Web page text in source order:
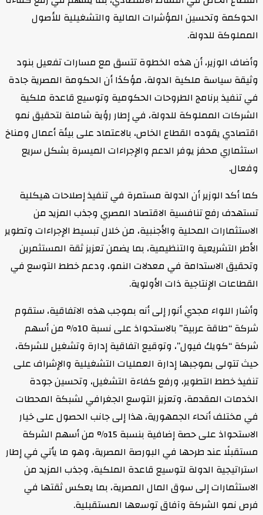
الحوكمة وتحسين المؤشرات المالية والتشغيلية للأصول
المملوكة للدولة.
وأضاف الوزير، أن هذه الخطوة تتسق مع مسارات تفعيل بنود
وثيقة سياسة ملكية الدولة، مؤكدًا أن الحكومة المصرية جادة
في تنفيذ برنامج الطروحات الحكومية وتوسيع قاعدة ملكية
الشركات المملوكة للدولة، في إطار رؤية شاملة لتحقيق نمو
اقتصادي يقوده القطاع الخاص، بالاعتماد على بيئة أعمال ومناخ
استثماري محفز يوفر الدعم والإجراءات الميسرة بشكل سريع
وفعال.
كما أكد الوزير أن الدولة مستمرة في تنفيذ إصلاحات هيكلية
تستهدف رفع تنافسية الاقتصاد المصري وجذب المزيد من
الاستثمارات المحلية والأجنبية، من خلال تبسيط الإجراءات وتطوير
الأطر التشريعية والتنظيمية، بما يضمن تعزيز ثقة المستثمرين
وتحقيق الاستدامة في معدلات النمو، ودعم خطط التوسع في
القطاعات الإنتاجية ذات الأولوية.
وأشار اللواء مجدي أنور إلى أنه بموجب هذه الاتفاقية، ستقوم
شركة “طاقة عربية” بالاستحواذ على نسبة 10% من أسهم
شركة “كويك فيول”، وتوقيع اتفاقية إدارة وتشغيل للشركة،
حيث تتولى بموجبها إدارة العمليات التشغيلية والإشراف على
تنفيذ خطط التطوير، ورفع كفاءة التشغيل، وتحسين جودة
الخدمات المقدمة، وتعزيز التوسع الجغرافي لشبكة المحطات
في مختلف أنحاء الجمهورية، هذا إلى جانب الحصول على خيار
الاستحواذ على حصة إضافية بنسبة 15% من أسهم الشركة
مستقبلًا عند طرحها في البورصة المصرية، وهو ما يأتي في إطار
استراتيجية الدولة لتوسيع قاعدة الملكية، وجذب المزيد من
الاستثمارات إلى سوق المال المصرية، بما يعكس ثقتها في
فرص نمو الشركة وآفاق توسعها المستقبلية.